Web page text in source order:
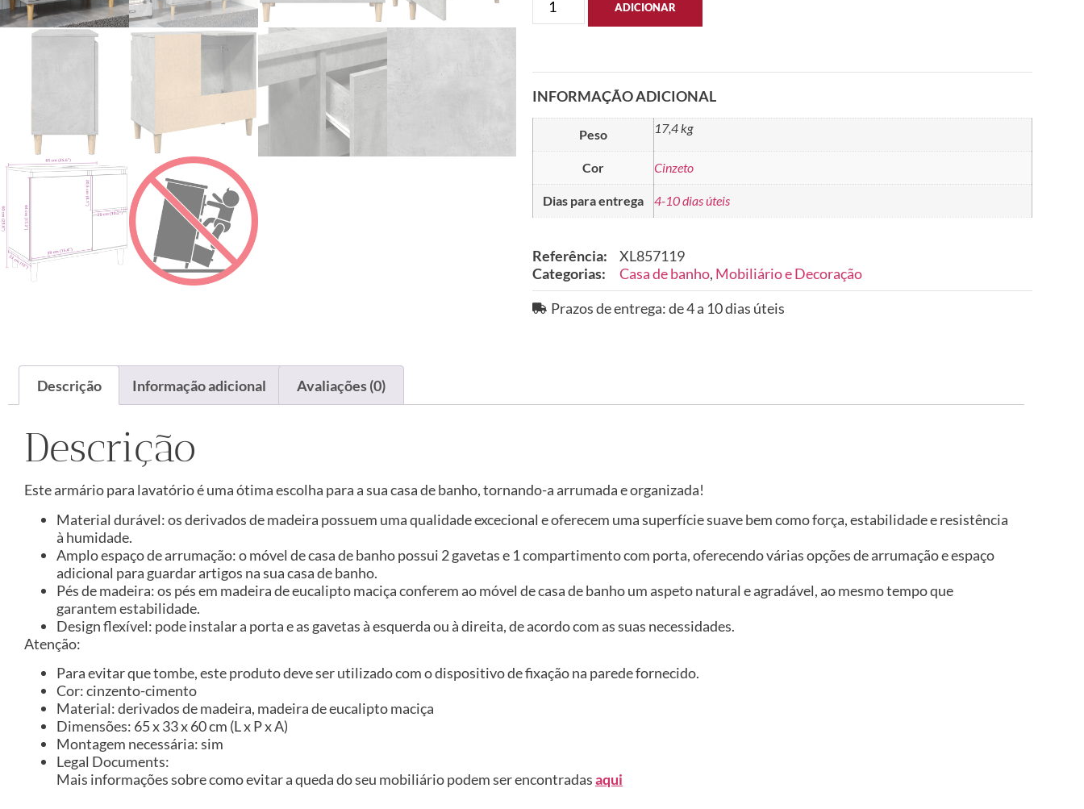
ADICIONAR
INFORMAÇÃO ADICIONAL
Peso 17,4 kg
Cor Cinzeto
Dias para entrega 4-10 dias úteis
Referência:
XL857119
Categorias:
Casa de banho, Mobiliário e Decoração
Prazos de entrega: de 4 a 10 dias úteis
Descrição Informação adicional Avaliações (0)
Descrição
Este armário para lavatório é uma ótima escolha para a sua casa de banho, tornando-a arrumada e organizada!
Material durável: os derivados de madeira possuem uma qualidade excecional e oferecem uma superfície suave bem como força, estabilidade e resistência
à humidade.
Amplo espaço de arrumação: o móvel de casa de banho possui 2 gavetas e 1 compartimento com porta, oferecendo várias opções de arrumação e espaço
adicional para guardar artigos na sua casa de banho.
Pés de madeira: os pés em madeira de eucalipto maciça conferem ao móvel de casa de banho um aspeto natural e agradável, ao mesmo tempo que
garantem estabilidade.
Design flexível: pode instalar a porta e as gavetas à esquerda ou à direita, de acordo com as suas necessidades.
Atenção:
Para evitar que tombe, este produto deve ser utilizado com o dispositivo de fixação na parede fornecido.
Cor: cinzento-cimento
Material: derivados de madeira, madeira de eucalipto maciça
Dimensões: 65 x 33 x 60 cm (L x P x A)
Montagem necessária: sim
Legal Documents:
Mais informações sobre como evitar a queda do seu mobiliário podem ser encontradasaqui